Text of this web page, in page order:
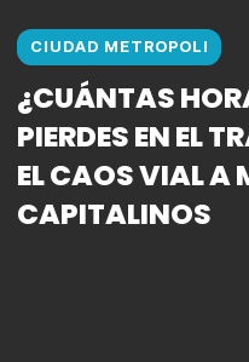
CIUDAD METROPOLI
¿CUÁNTAS
PIERDES EN EL
EL CAOS VIAL A
CAPITALINOS